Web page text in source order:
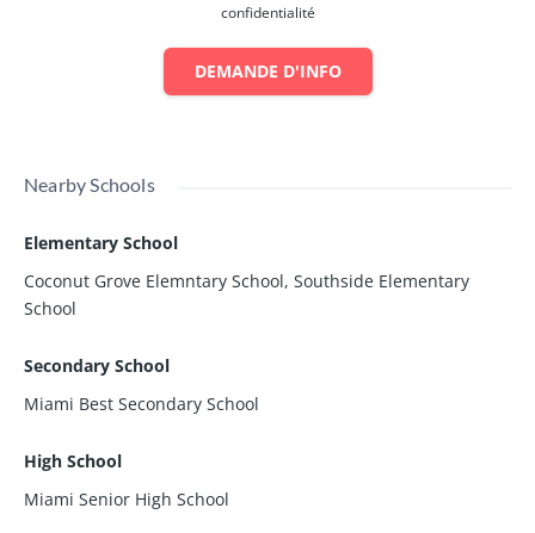
confidentialité
DEMANDE D'INFO
Nearby Schools
Elementary School
Coconut Grove Elemntary School, Southside Elementary
School
Secondary School
Miami Best Secondary School
High School
Miami Senior High School